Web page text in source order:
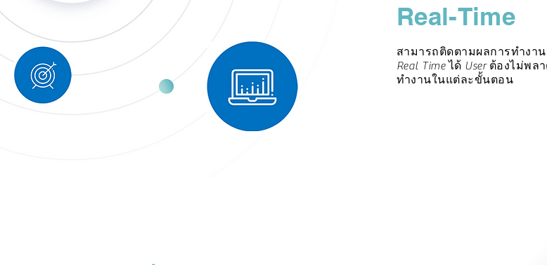
Real-Time
สามารถติดตามผลการทำงา
Real Time ได้ User ต้องไม่พล
ทำงานในแต่ละขั้นตอน